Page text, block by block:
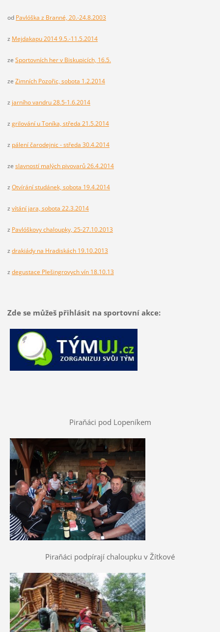
od Pavlóška z Branné, 20.-24.8.2003
z Mejdakapu 2014 9.5.-11.5.2014
ze Sportovních her v Biskupicích, 16.5.
ze Zimních Pozořic, sobota 1.2.2014
z jarního vandru 28.5-1.6.2014
z grilování u Toníka, středa 21.5.2014
z pálení čarodejnic - středa 30.4.2014
ze slavností malých pivovarů 26.4.2014
z Otvírání studánek, sobota 19.4.2014
z vítání jara, sobota 22.3.2014
z Pavlóškovy chaloupky, 25-27.10.2013
z drakiády na Hradiskách 19.10.2013
z degustace Plešingrovych vín 18.10.13
Zde se můžeš přihlásit na sportovní akce:
Piraňáci pod Lopeníkem
Piraňáci podpírají chaloupku v Žítkové